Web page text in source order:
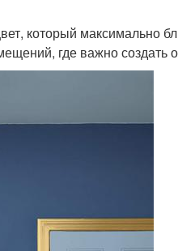
который максимально
где важно создать